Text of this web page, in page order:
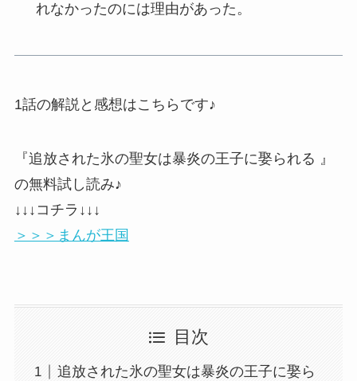
れなかったのには理由があった。
1話の解説と感想はこちらです♪
『追放された氷の聖女は暴炎の王子に娶られる 』
の無料試し読み♪
↓↓↓コチラ↓↓↓
＞＞＞まんが王国
目次
追放された氷の聖女は暴炎の王子に娶ら